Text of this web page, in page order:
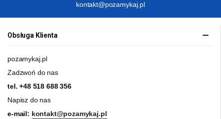
kontakt@pozamykaj.pl
Obsługa Klienta
pozamykaj.pl
Zadzwoń do nas
tel.+48 518 688 356
Napisz do nas
e-mail: kontakt@pozamykaj.pl